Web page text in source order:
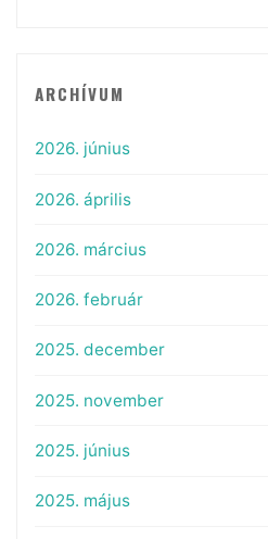
ARCHÍVUM
2026. június
2026. április
2026. március
2026. február
2025. december
2025. november
2025. június
2025. május